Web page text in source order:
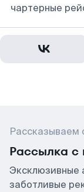
чартерные
Рассказываем
Рассылка с
Эксклюзивные
заботливые